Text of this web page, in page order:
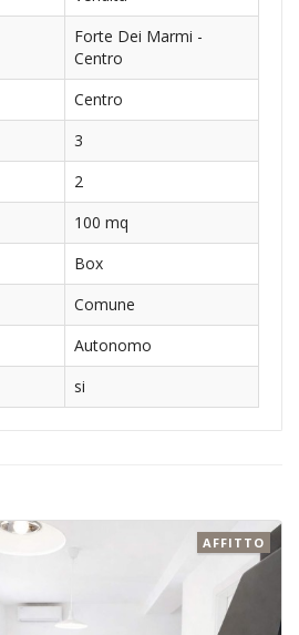
Forte Dei Marmi -
Centro
Centro
3
2
100 mq
Box
Comune
Autonomo
si
AFFITTO